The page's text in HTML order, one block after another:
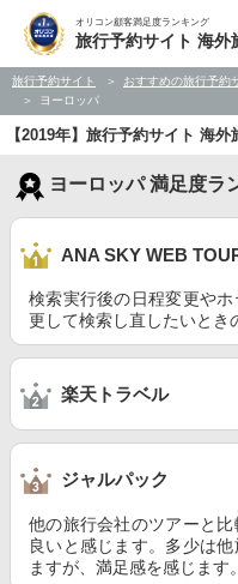
オリコン顧客満足度ランキング
旅行予約サイト 海外
旅行予約サイト おすすめの旅行予約
ヨーロッパ
【2019年】旅行予約サイト 海
ヨーロッパ 満足度ラ
ANA SKY WEB
検索実行後の日程変更や
更して検索し直したいとき
楽天トラベル
ジャルパック
他の旅行会社のツアーと
良いと感じます。多少は
ますが、満足感を感じます